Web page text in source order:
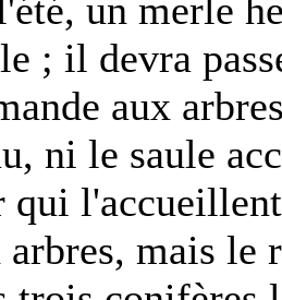
un merle
; il devra
aux
ni le saule
qui
mais